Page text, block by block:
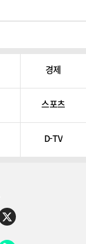
경제
스포츠
D-TV